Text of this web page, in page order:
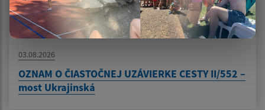
03.08.2026
OZNAM O ČIASTOČNEJ UZÁVIERKE CESTY II/552 –
most Ukrajinská